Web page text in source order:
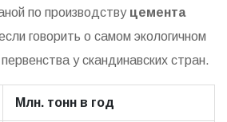
по производству цемента
говорить о самом экологичном
у скандинавских стран.
Млн. тонн в год